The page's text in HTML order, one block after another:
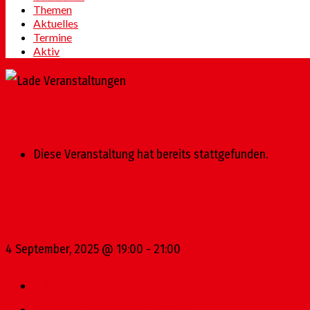
Themen
Aktuelles
Termine
Aktiv
Diese Veranstaltung hat bereits stattgefunden.
4 September, 2025 @ 19:00 - 21:00